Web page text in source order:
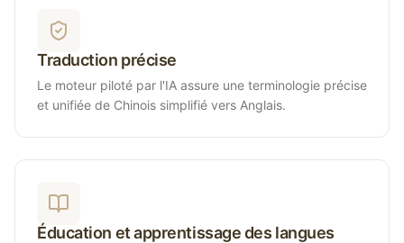
Traduction précise
Le moteur piloté par l'IA assure une terminologie précise
et unifiée de Chinois simplifié vers Anglais.
Éducation et apprentissage des langues